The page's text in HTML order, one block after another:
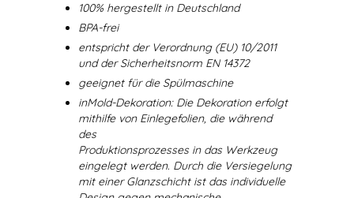
100% hergestellt in Deutschland
BPA-frei
entspricht der Verordnung (EU) 10/2011
und der Sicherheitsnorm EN 14372
geeignet für die Spülmaschine
inMold-Dekoration: Die Dekoration erfolgt
mithilfe von Einlegefolien, die während
des
Produktionsprozesses in das Werkzeug
eingelegt werden. Durch die Versiegelung
mit einer Glanzschicht ist das individuelle